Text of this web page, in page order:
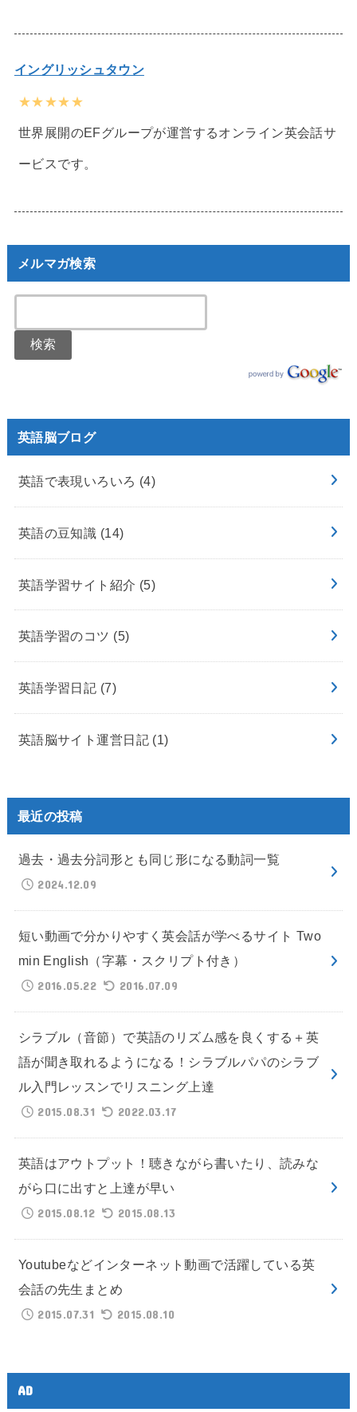
イングリッシュタウン
★★★★★
世界展開のEFグループが運営するオンライン英会話サ
ービスです。
メルマガ検索
英語脳ブログ
英語で表現いろいろ (4)
英語の豆知識 (14)
英語学習サイト紹介 (5)
英語学習のコツ (5)
英語学習日記 (7)
英語脳サイト運営日記 (1)
最近の投稿
過去・過去分詞形とも同じ形になる動詞一覧
2024.12.09
短い動画で分かりやすく英会話が学べるサイト Two
min English（字幕・スクリプト付き）
2016.05.22
2016.07.09
シラブル（音節）で英語のリズム感を良くする＋英
語が聞き取れるようになる！シラブルパパのシラブ
ル入門レッスンでリスニング上達
2015.08.31
2022.03.17
英語はアウトプット！聴きながら書いたり、読みな
がら口に出すと上達が早い
2015.08.12
2015.08.13
Youtubeなどインターネット動画で活躍している英
会話の先生まとめ
2015.07.31
2015.08.10
AD